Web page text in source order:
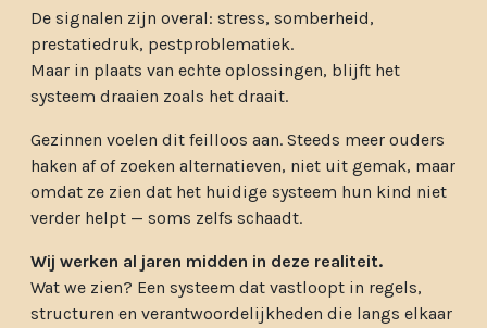
De signalen zijn overal: stress, somberheid,
prestatiedruk, pestproblematiek.
Maar in plaats van echte oplossingen, blijft het
systeem draaien zoals het draait.
Gezinnen voelen dit feilloos aan. Steeds meer ouders
haken af of zoeken alternatieven, niet uit gemak, maar
omdat ze zien dat het huidige systeem hun kind niet
verder helpt — soms zelfs schaadt.
Wij werken al jaren midden in deze realiteit.
Wat we zien? Een systeem dat vastloopt in regels,
structuren en verantwoordelijkheden die langs elkaar